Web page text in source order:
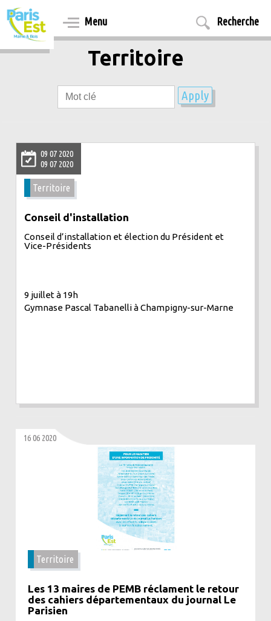
Aller
au
contenu
principal
Menu Recherche
Territoire
09 07 2020
09 07 2020
Territoire
Conseil d'installation
Conseil d’installation et élection du Président et
Vice-Présidents
9 juillet à 19h
Gymnase Pascal Tabanelli à Champigny-sur-Marne
16 06 2020
Territoire
Les 13 maires de PEMB réclament le retour
des cahiers départementaux du journal Le
Parisien